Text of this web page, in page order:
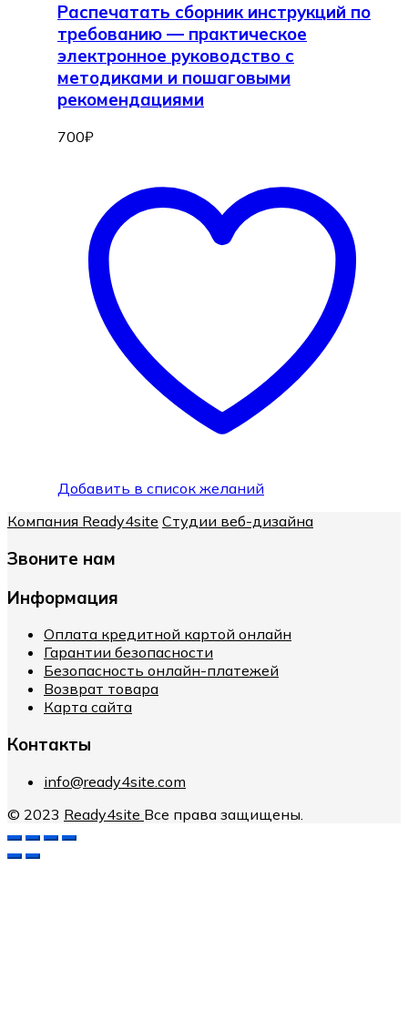
Распечатать сборник инструкций по
требованию — практическое
электронное руководство с
методиками и пошаговыми
рекомендациями
700₽
Добавить в список желаний
Компания Ready4site Студии веб-дизайна
Звоните нам
Информация
Оплата кредитной картой онлайн
Гарантии безопасности
Безопасность онлайн-платежей
Возврат товара
Карта сайта
Контакты
info@ready4site.com
© 2023 Ready4site Все права защищены.